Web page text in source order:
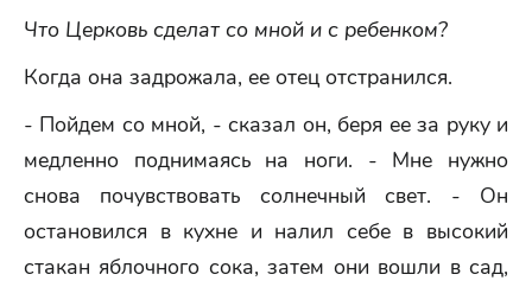
Что Церковь сделат со мной и с ребенком?
Когда она задрожала, ее отец отстранился.
- Пойдем со мной, - сказал он, беря ее за руку и
медленно поднимаясь на ноги. - Мне нужно
снова почувствовать солнечный свет. - Он
остановился в кухне и налил себе в высокий
стакан яблочного сока, затем они вошли в сад,